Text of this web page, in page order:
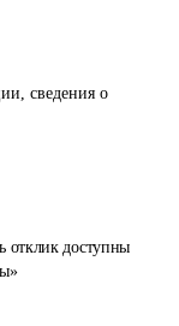
отклик доступны
сведения о